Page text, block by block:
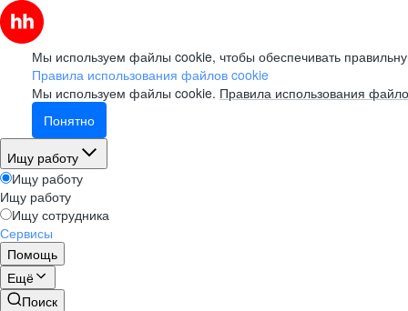
Мы используем файлы cookie, чтобы обеспечивать
Правила использования файлов cookie
Мы используем файлы cookie. Правила использования
Понятно
Ищу работу
Ищу работу
Ищу работу
Ищу сотрудника
Сервисы
Помощь
Ещё
Поиск